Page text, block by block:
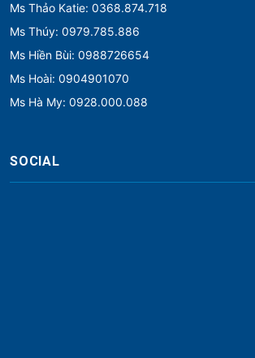
Ms Thảo Katie: 0368.874.718
Ms Thúy: 0979.785.886
Ms Hiền Bùi: 0988726654
Ms Hoài: 0904901070
Ms Hà My: 0928.000.088
SOCIAL